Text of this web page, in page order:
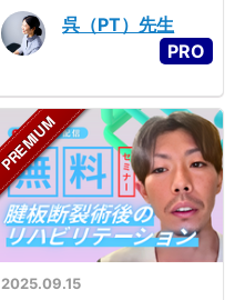
呉（PT）先生
2025.09.15